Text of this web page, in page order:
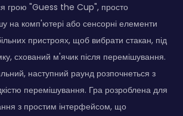
грою "Guess the Cup", просто
на комп'ютері або сенсорні елементи
пристроях, щоб вибрати стакан, під
схований м'ячик після перемішування.
наступний раунд розпочнеться з
перемішування. Гра розроблена для
з простим інтерфейсом, що